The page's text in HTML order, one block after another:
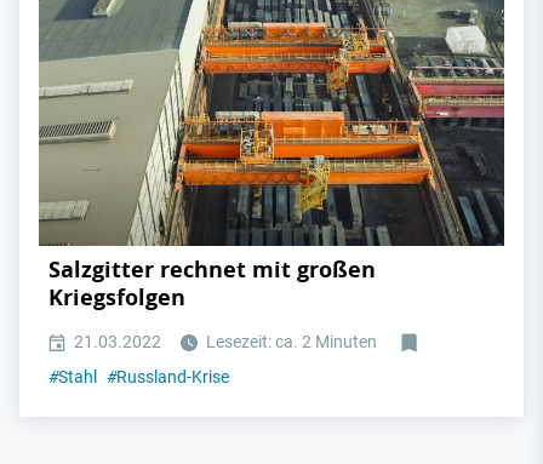
Salzgitter rechnet mit großen
Kriegsfolgen
21.03.2022
Lesezeit: ca. 2 Minuten
#Stahl #Russland-Krise